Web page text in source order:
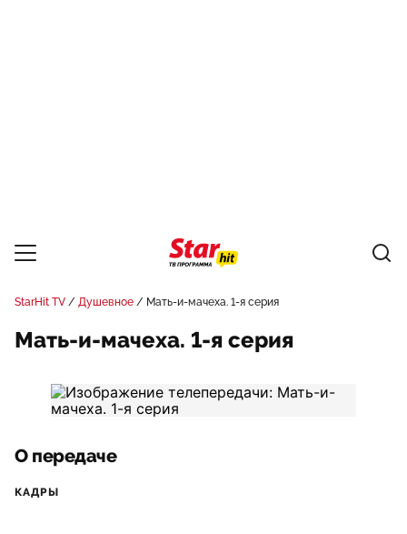
StarHit TV Душевное Мать-и-мачеха. 1-я серия
Мать-и-мачеха. 1-я серия
О передаче
КАДРЫ